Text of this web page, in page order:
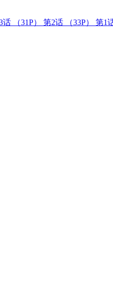
话 （31P） 第2话 （33P） 第1